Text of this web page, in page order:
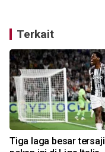
Terkait
Tiga laga besar tersaji